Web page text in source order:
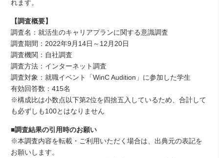
れます。
【調査概要】
調査名：就活生のキャリアプランに関する意識調査
調査期間：2022年9月14日～12月20日
調査機関：自社調査
調査方法：インターネット調査
調査対象：就職イベント「WinC Audition」に参加した学生
有効回答数：415名
※構成比は小数点以下第2位を四捨五入しているため、合計して
も必ずしも100とはなりません
■調査結果の引用時のお願い
※本調査内容を転載・ご利用いただく場合は、出典元の表記を
お願いします。